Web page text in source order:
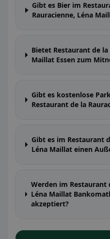
Gibt es Bier im
Rauracienne, Léna
Bietet Restaurant de la
Maillat Essen zum
Gibt es kostenlose
Restaurant de la
Gibt es im Restaurant
Léna Maillat einen
Werden im Restaurant
Léna Maillat
akzeptiert?